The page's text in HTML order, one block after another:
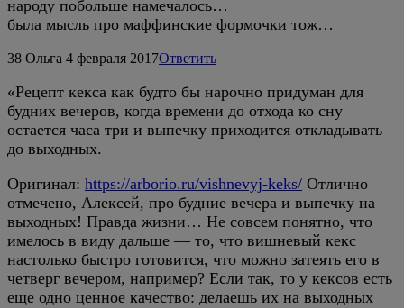
народу побольше намечалось…
была мысль про маффинские формочки тож…
38 Ольга 4 февраля 2017Ответить
«Рецепт кекса как будто бы нарочно придуман для
будних вечеров, когда времени до отхода ко сну
остается часа три и выпечку приходится откладывать
до выходных.
Оригинал: https://arborio.ru/vishnevyj-keks/ Отлично
отмечено, Алексей, про будние вечера и выпечку на
выходных! Правда жизни… Не совсем понятно, что
имелось в виду дальше — то, что вишневый кекс
настолько быстро готовится, что можно затеять его в
четверг вечером, например? Если так, то у кексов есть
еще одно ценное качество: делаешь их на выходных